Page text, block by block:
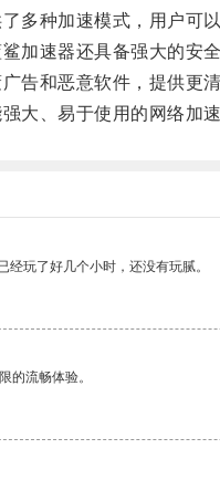
种加速模式，用户可以
速器还具备强大的安全
和恶意软件，提供更清
、易于使用的网络加速
玩了好几个小时，还没有玩腻。
的流畅体验。